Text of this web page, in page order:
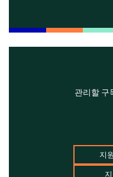
관리할 구
지